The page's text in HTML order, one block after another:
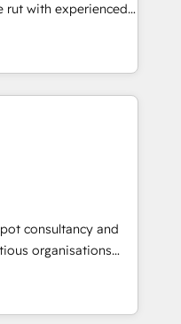
into your
in
and those with
and
rut with experienced,
HubSpot
and Operations Hub,
with your customers
Rookie of the Year
5 rating in HubSpot
Digifianz
& 3PL, home
and
education,
make the
and Latin
consultancy and
organisations
intelligence.
Ireland, and
of successful